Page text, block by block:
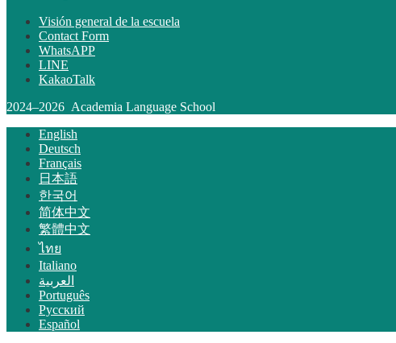
Visión general de la escuela
Contact Form
WhatsAPP
LINE
KakaoTalk
2024–2026 Academia Language School
English
Deutsch
Français
日本語
한국어
简体中文
繁體中文
ไทย
Italiano
العربية
Português
Русский
Español